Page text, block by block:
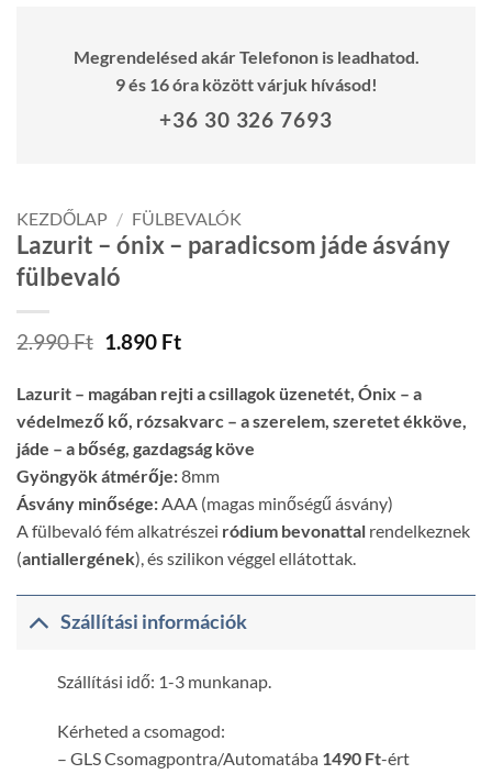
Megrendelésed akár Telefonon is leadhatod.
9 és 16 óra között várjuk hívásod!
+36 30 326 7693
KEZDŐLAP / FÜLBEVALÓK
Lazurit – ónix – paradicsom jáde ásvány
fülbevaló
2.990Ft Original
was:
2.990 Ft.
1.890 FtCurrent
is:
1.890 Ft.
Lazurit – magában rejti a csillagok üzenetét, Ónix – a
védelmező kő, rózsakvarc – a szerelem, szeretet ékköve,
jáde – a bőség, gazdagság köve
Gyöngyök átmérője:8mm
Ásvány minősége: AAA (magas minőségű ásvány)
A fülbevaló fém alkatrészei ródium bevonattal rendelkeznek
(antiallergének), és szilikon véggel ellátottak.
Szállítási információk
Szállítási idő: 1-3 munkanap.
Kérheted a csomagod:
– GLS Csomagpontra/Automatába 1490 Ft-ért